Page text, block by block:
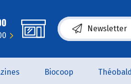
Newsletter
(s’ouvre dans une
Biocoop Théobald